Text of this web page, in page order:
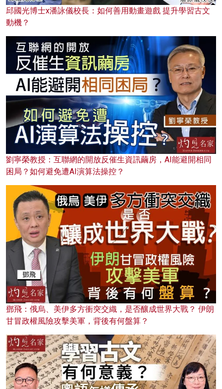
邱國光博士x潘詠儀校長：如何善用動畫遊戲 提升學習古文
動機？
劉寧榮教授：互聯網的開放反催生資訊繭房，AI能避開相同
困局？如何避免遭AI演算法操控？
鄧飛：俄烏、美伊多方衝突交織，是否釀成世界大戰？ 伊朗
甘冒政權風險攻擊美軍，背後有何盤算？